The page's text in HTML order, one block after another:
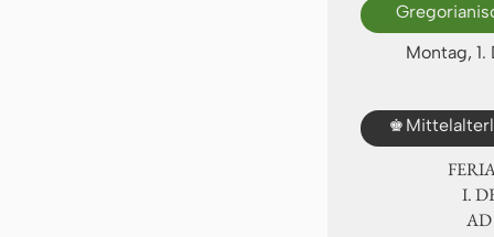
Montag,
♚
Ⅰ.